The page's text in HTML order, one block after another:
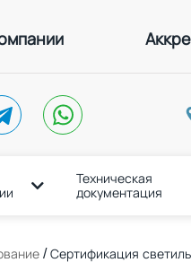
whatsapp
Техническая
документация
/Сертификация